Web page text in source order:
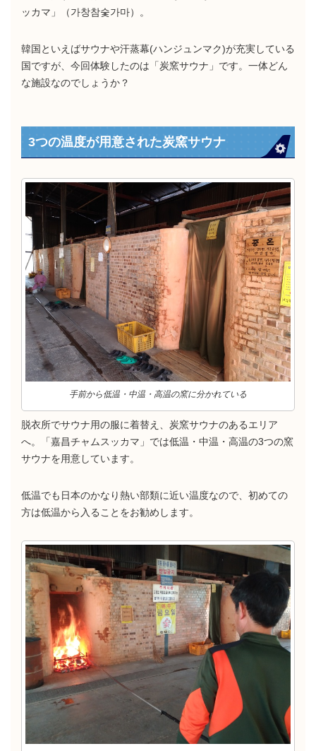
ッカマ」（가창참숯가마）。
韓国といえばサウナや汗蒸幕(ハンジュンマク)が充実している
国ですが、今回体験したのは「炭窯サウナ」です。一体どん
な施設なのでしょうか？
3つの温度が用意された炭窯サウナ
手前から低温・中温・高温の窯に分かれている
脱衣所でサウナ用の服に着替え、炭窯サウナのあるエリア
へ。「嘉昌チャムスッカマ」では低温・中温・高温の3つの窯
サウナを用意しています。
低温でも日本のかなり熱い部類に近い温度なので、初めての
方は低温から入ることをお勧めします。